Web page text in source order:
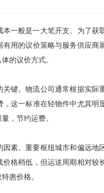
般是一大笔开支。为了获
用的议价策略与服务供应商
的议价方式。
。物流公司通常根据实际
这一标准在轻物件中尤其明
，节约运费。
。重要枢纽城市和偏远地
格稍低，但运送周期相对较
惠价格。